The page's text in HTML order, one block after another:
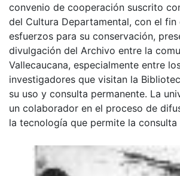
convenio de cooperación suscrito
del Cultura Departamental, con el fin
esfuerzos para su conservación,
divulgación del Archivo entre la
Vallecaucana, especialmente entre
investigadores que visitan la
su uso y consulta permanente. La
un colaborador en el proceso de
la tecnología que permite la consulta